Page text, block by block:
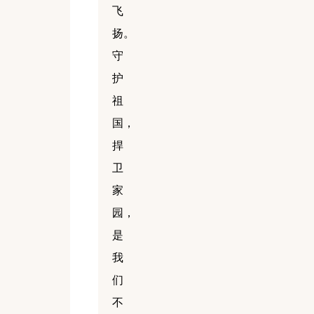
飞
扬。
守
护
祖
国，
捍
卫
家
园，
是
我
们
不